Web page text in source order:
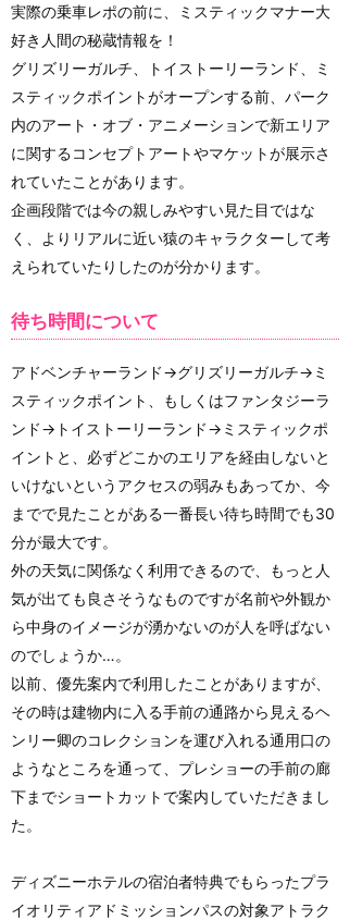
実際の乗車レポの前に、ミスティックマナー大
好き人間の秘蔵情報を！
グリズリーガルチ、トイストーリーランド、ミ
スティックポイントがオープンする前、パーク
内のアート・オブ・アニメーションで新エリア
に関するコンセプトアートやマケットが展示さ
れていたことがあります。
企画段階では今の親しみやすい見た目ではな
く、よりリアルに近い猿のキャラクターして考
えられていたりしたのが分かります。
待ち時間について
アドベンチャーランド→グリズリーガルチ→ミ
スティックポイント、もしくはファンタジーラ
ンド→トイストーリーランド→ミスティックポ
イントと、必ずどこかのエリアを経由しないと
いけないというアクセスの弱みもあってか、今
までで見たことがある一番長い待ち時間でも30
分が最大です。
外の天気に関係なく利用できるので、もっと人
気が出ても良さそうなものですが名前や外観か
ら中身のイメージが湧かないのが人を呼ばない
のでしょうか…。
以前、優先案内で利用したことがありますが、
その時は建物内に入る手前の通路から見えるヘ
ンリー卿のコレクションを運び入れる通用口の
ようなところを通って、プレショーの手前の廊
下までショートカットで案内していただきまし
た。
ディズニーホテルの宿泊者特典でもらったプラ
イオリティアドミッションパスの対象アトラク